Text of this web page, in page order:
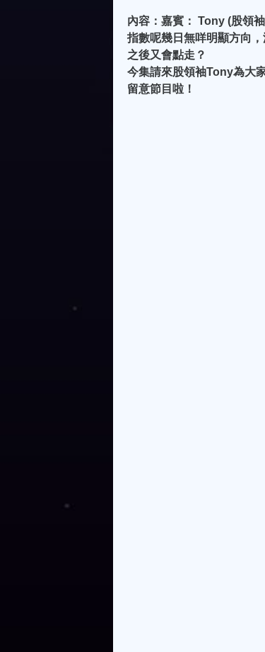
內容：嘉賓： Tony (股領
指數呢幾日無咩明顯方向
之後又會點走？
今集請來股領袖Tony為大
留意節目啦！